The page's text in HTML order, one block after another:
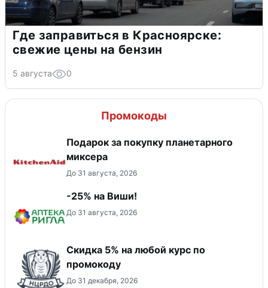
Где заправиться в Красноярске:
свежие цены на бензин
5 августа 0
Промокоды
Подарок за покупку планетарного
миксера
До 31 августа, 2026
-25% на Виши!
До 31 августа, 2026
Скидка 5% на любой курс по
промокоду
До 31 декабря, 2026